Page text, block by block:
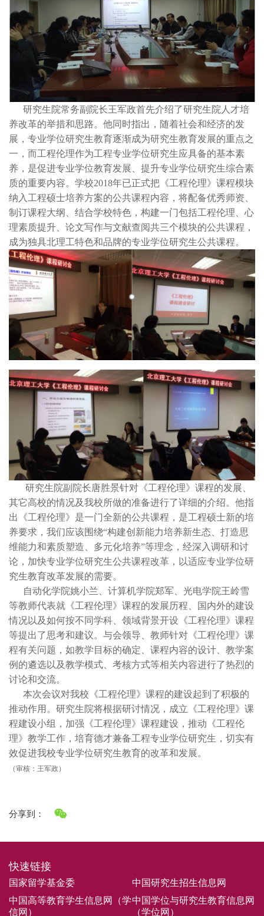
研究生院常务副院长王军政首先介绍了研究生院人才培
养改革的举措和思路。他同时指出，随着社会和经济的发
展，专业学位研究生教育逐渐成为研究生教育发展的重点之
一，而工程伦理作为工程专业学位研究生应具备的基本素
养，是促进专业学位教育发展、提升专业学位研究生综合素
质的重要内容。学校2018年已正式把《工程伦理》课程模块
纳入工程硕士培养方案的公共课程内容，将配备优秀师资、
制订课程大纲、结合学校特色，构建一门包括工程伦理、心
理素质提升、论文写作与文献查阅共三个模块的公共课程，
成为独具北理工特色和品牌的专业学位研究生公共课程。
研究生院副院长唐胜景针对《工程伦理》课程的发展、
其它高校的情况及我校所做的准备进行了详细的介绍。他指
出《工程伦理》是一门全新的公共课程，是工程硕士新的培
养要求，我们应该围绕“构建创新能力培养新生态、打造思
维能力和素质塑造、多元化培养”等理念，经深入调研和讨
论，加快专业学位研究生公共课程改革，以适应专业学位研
究生教育改革发展的需要。
自动化学院姚小兰、计算机学院郑军、光电学院王岭雪
等教师代表就《工程伦理》课程的发展历程、国内外的建设
情况以及如何按不同学科、领域背景开设《工程伦理》课程
等提出了思考和建议。与会领导、教师针对《工程伦理》课
程有关问题，如教学目标的确定、课程内容的设计、教学案
例的遴选以及教学模式、考核方式等相关内容进行了热烈的
讨论和交流。
本次会议对我校《工程伦理》课程的建设起到了积极的
推动作用。研究生院将根据研讨情况，成立《工程伦理》课
程建设小组，加强《工程伦理》课程建设，推动《工程伦
理》教学工作，培育德才兼备工程专业学位研究生，切实有
效促进我校专业学位研究生教育的改革和发展。
（审核：王军政）
分享到：
快速链接
国家留学基金委
中国研究生招生信息网
中国高等教育学生信息网（学
信网）
中国学位与研究生教育信息网
（学位网）